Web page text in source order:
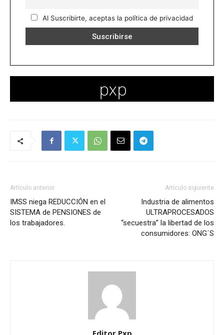
Al Suscribirte, aceptas la política de privacidad
Artículo anterior
IMSS niega REDUCCIÓN en el
SISTEMA de PENSIONES de
los trabajadores.
Artículo siguiente
Industria de alimentos
ULTRAPROCESADOS
“secuestra” la libertad de los
consumidores: ONG´S